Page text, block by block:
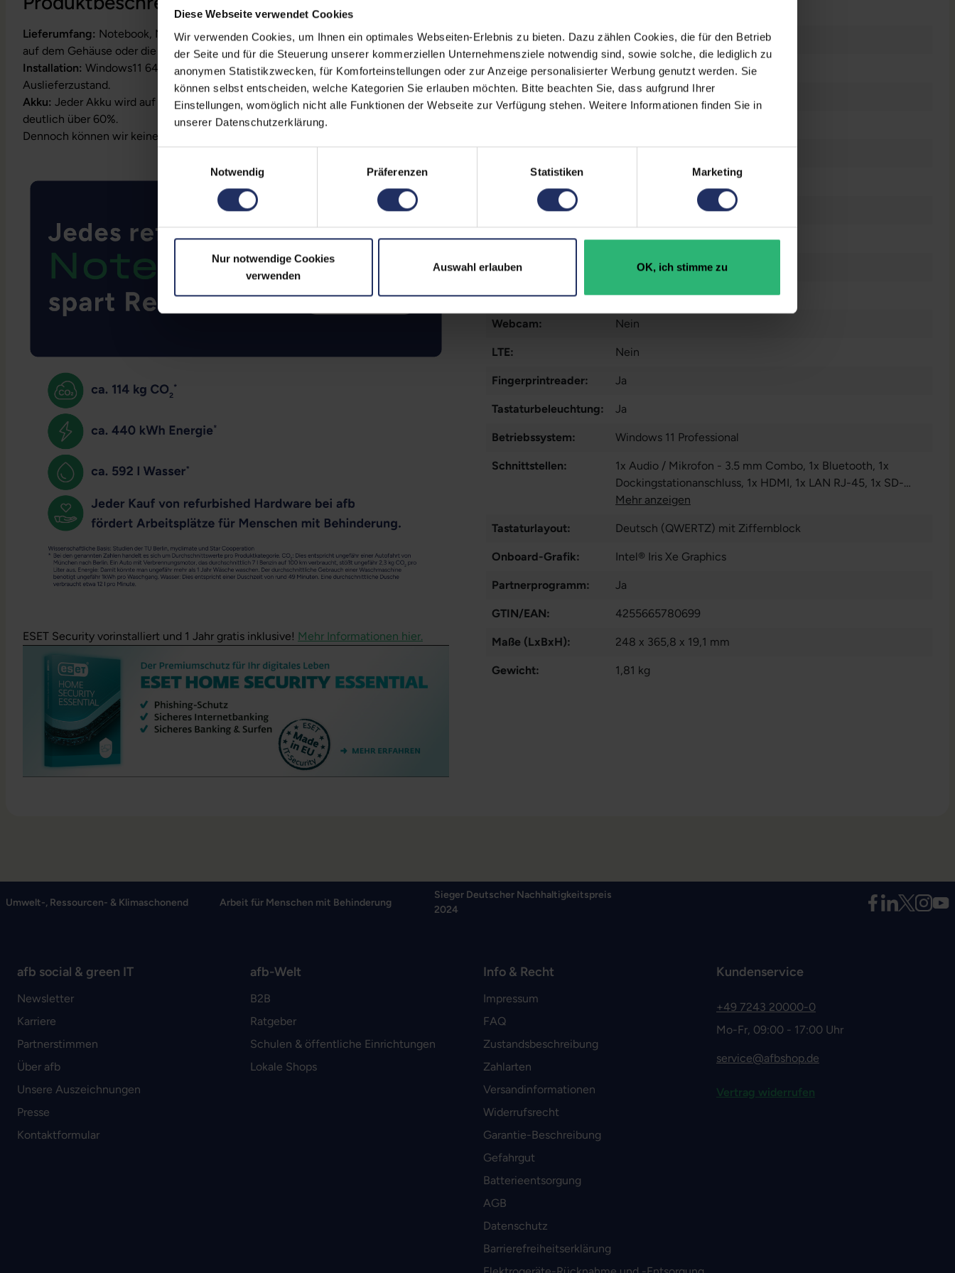
Diese Webseite verwendet Cookies
Wir verwenden Cookies, um Ihnen ein optimales Webseiten-Erlebnis zu bieten. Dazu zählen Cookies, die für den Betrieb
der Seite und für die Steuerung unserer kommerziellen Unternehmensziele notwendig sind, sowie solche, die lediglich zu
anonymen Statistikzwecken, für Komforteinstellungen oder zur Anzeige personalisierter Werbung genutzt werden. Sie
können selbst entscheiden, welche Kategorien Sie erlauben möchten. Bitte beachten Sie, dass aufgrund Ihrer
Einstellungen, womöglich nicht alle Funktionen der Webseite zur Verfügung stehen. Weitere Informationen finden Sie in
unserer Datenschutzerklärung.
Notwendig
Präferenzen Statistiken Marketing
Nur notwendige Cookies
verwenden
Auswahl erlauben OK, ich stimme zu
Lieferumfang: Notebook, Netzteil, Akku, Produktschlüssel (Der Aufkleber befindet sich
auf dem Gehäuse oder die Lizenz ist bereits digital hinterlegt)
Installation: Windows11 64Bit vorinstalliert inklusive Wiederherstellungsmöglichkeit auf
Auslieferzustand.
Akku: Jeder Akku wird auf Funktion geprüft. Die Akku-Kapazität liegt im Normalfall
deutlich über 60%.
Dennoch können wir keine Garantieleistungen auf Akkulaufzeiten übernehmen.
ESET Security vorinstalliert und 1 Jahr gratis inklusive! Mehr Informationen hier.
Zustand: Gebraucht
Grading: Gut
Displaygröße: 15,6 Zoll
Intel Core i5 1145G7 @ 2,6 GHz
CPU Generation:
Prozessorkerne: 4
Datenspeicher: 500 GB SSD
Arbeitsspeicher: 16 GB DDR4
Webcam: Nein
LTE: Nein
Fingerprintreader: Ja
Tastaturbeleuchtung: Ja
Betriebssystem: Windows 11 Professional
Schnittstellen: 1x Audio / Mikrofon - 3.5 mm Combo, 1x Bluetooth, 1x
Dockingstationanschluss, 1x HDMI, 1x LAN RJ-45, 1x SD-
Kartenleser, 1x USB 3 Typ C
Mehr anzeigen
Tastaturlayout: Deutsch (QWERTZ) mit Ziffernblock
Onboard-Grafik: Intel® Iris Xe Graphics
Partnerprogramm: Ja
GTIN/EAN: 4255665780699
Maße (LxBxH): 248 x 365,8 x 19,1 mm
Gewicht: 1,81 kg
Umwelt-, Ressourcen- & Klimaschonend Arbeit für Menschen mit Behinderung
Sieger Deutscher Nachhaltigkeitspreis
2024
afb social & green IT
Newsletter
Karriere
Partnerstimmen
Über afb
Unsere Auszeichnungen
Presse
Kontaktformular
afb-Welt
B2B
Ratgeber
Schulen & öffentliche Einrichtungen
Lokale Shops
Info & Recht
Impressum
FAQ
Zustandsbeschreibung
Zahlarten
Versandinformationen
Widerrufsrecht
Garantie-Beschreibung
Gefahrgut
Batterieentsorgung
AGB
Datenschutz
Barrierefreiheitserklärung
Kundenservice
+49 7243 20000-0
Mo-Fr, 09:00 - 17:00 Uhr
service@afbshop.de
Vertrag widerrufen